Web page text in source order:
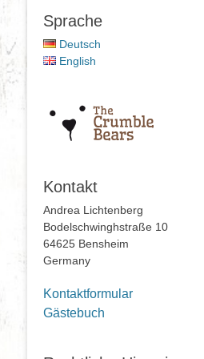
Sprache
Deutsch
English
Kontakt
Andrea Lichtenberg
Bodelschwinghstraße 10
64625 Bensheim
Germany
Kontaktformular
Gästebuch